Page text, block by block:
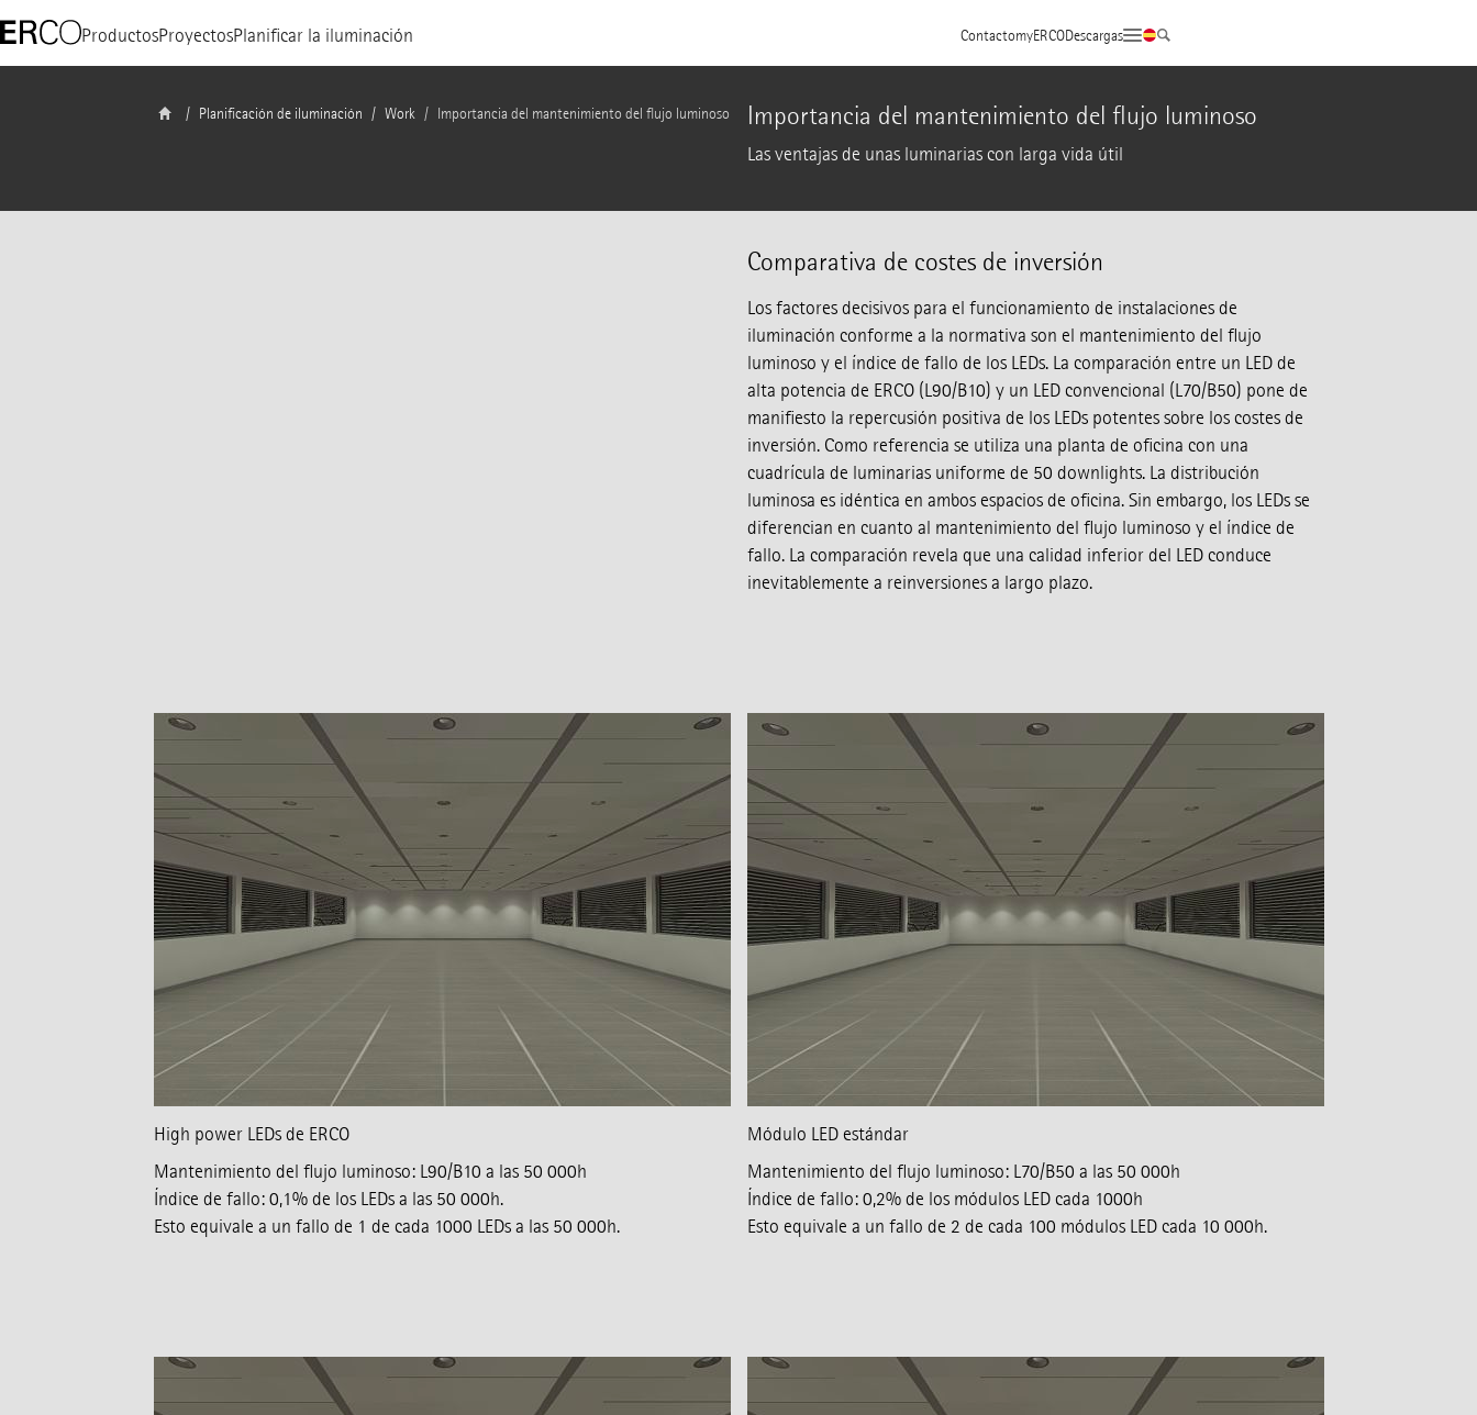
ProductosProyectosPlanificar la iluminación ContactomyERCODescargas
Planificación de iluminación Work Importancia del mantenimiento del flujo luminoso Importancia del mantenimiento del flujo luminoso
Las ventajas de unas luminarias con larga vida útil
Comparativa de costes de inversión
Los factores decisivos para el funcionamiento de instalaciones de
iluminación conforme a la normativa son el mantenimiento del flujo
luminoso y el índice de fallo de los LEDs. La comparación entre un LED de
alta potencia de ERCO (L90/B10) y un LED convencional (L70/B50) pone de
manifiesto la repercusión positiva de los LEDs potentes sobre los costes de
inversión. Como referencia se utiliza una planta de oficina con una
cuadrícula de luminarias uniforme de 50 downlights. La distribución
luminosa es idéntica en ambos espacios de oficina. Sin embargo, los LEDs se
diferencian en cuanto al mantenimiento del flujo luminoso y el índice de
fallo. La comparación revela que una calidad inferior del LED conduce
inevitablemente a reinversiones a largo plazo.
High power LEDs de ERCO
Mantenimiento del flujo luminoso: L90/B10 a las 50 000h
Índice de fallo: 0,1% de los LEDs a las 50 000h.
Esto equivale a un fallo de 1 de cada 1000 LEDs a las 50 000h.
Módulo LED estándar
Mantenimiento del flujo luminoso: L70/B50 a las 50 000h
Índice de fallo: 0,2% de los módulos LED cada 1000h
Esto equivale a un fallo de 2 de cada 100 módulos LED cada 10 000h.